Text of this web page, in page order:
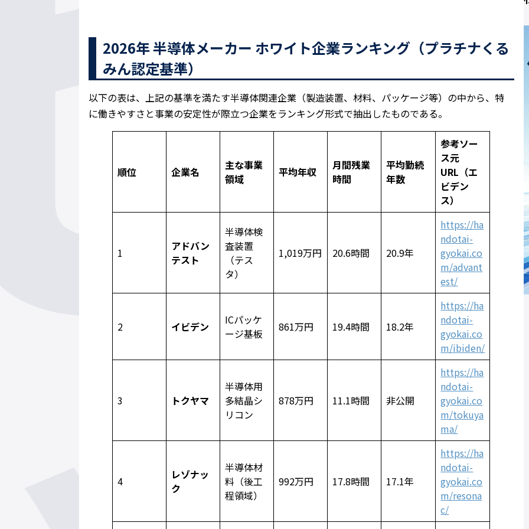
2026年 半導体メーカー ホワイト企業ランキング（プラチナくる
みん認定基準）
以下の表は、上記の基準を満たす半導体関連企業（製造装置、材料、パッケージ等）の中から、特
に働きやすさと事業の安定性が際立つ企業をランキング形式で抽出したものである。
順位 企業名
主な事業
領域
平均年収
月間残業
時間
平均勤続
年数
参考ソー
ス元
URL（エ
ビデン
ス）
1
アドバン
テスト
半導体検
査装置
（テス
タ）
1,019万円 20.6時間 20.9年
https://ha
ndotai-
gyokai.co
m/advant
est/
2 イビデン
ICパッケ
ージ基板
861万円 19.4時間 18.2年
https://ha
ndotai-
gyokai.co
m/ibiden/
3 トクヤマ
半導体用
多結晶シ
リコン
878万円 11.1時間 非公開
https://ha
ndotai-
gyokai.co
m/tokuya
ma/
4
レゾナッ
ク
半導体材
料（後工
程領域）
992万円 17.8時間 17.1年
https://ha
ndotai-
gyokai.co
m/resona
c/